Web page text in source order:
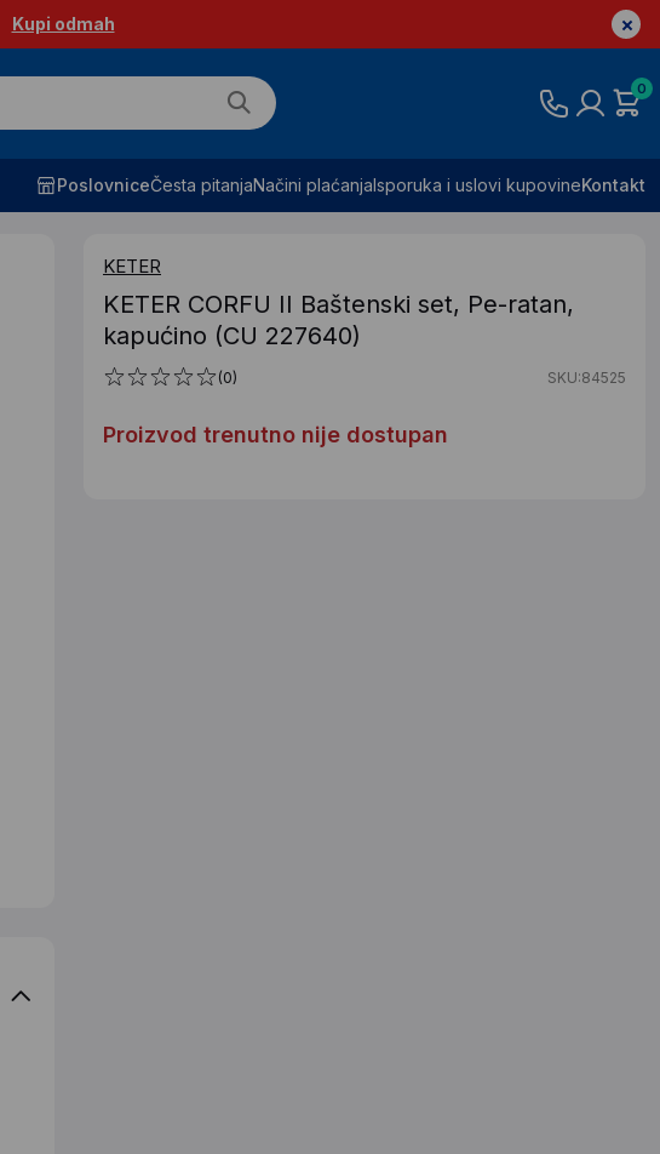
Kupi odmah
0
PoslovniceČesta pitanjaNačini plaćanjaIsporuka i uslovi kupovineKontakt
KETER
KETER CORFU II Baštenski set, Pe-ratan,
kapućino (CU 227640)
(0) SKU:84525
Proizvod trenutno nije dostupan